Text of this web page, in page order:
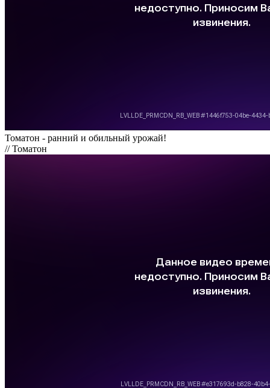
Томатон - ранний и обильный урожай!
// Томатон